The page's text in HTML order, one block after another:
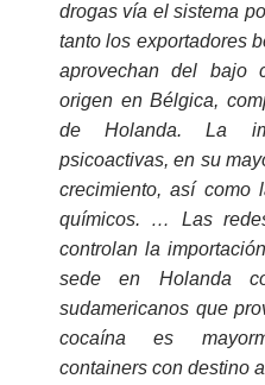
drogas vía el sistema
tanto los exportadores
aprovechan del bajo
origen en Bélgica,
de Holanda. La
psicoactivas, en su
crecimiento, así como
químicos. … Las
controlan la
sede en Holanda
sudamericanos que
cocaína es
containers con destino